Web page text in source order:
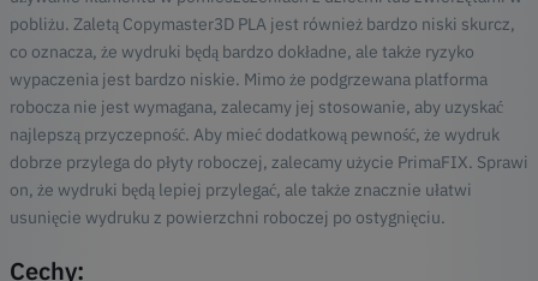
pobliżu. Zaletą Copymaster3D PLA jest również bardzo niski skurcz,
co oznacza, że wydruki będą bardzo dokładne, ale także ryzyko
wypaczenia jest bardzo niskie. Mimo że podgrzewana platforma
robocza nie jest wymagana, zalecamy jej stosowanie, aby uzyskać
najlepszą przyczepność. Aby mieć dodatkową pewność, że wydruk
dobrze przylega do płyty roboczej, zalecamy użycie PrimaFIX. Sprawi
on, że wydruki będą lepiej przylegać, ale także znacznie ułatwi
usunięcie wydruku z powierzchni roboczej po ostygnięciu.
Cechy: